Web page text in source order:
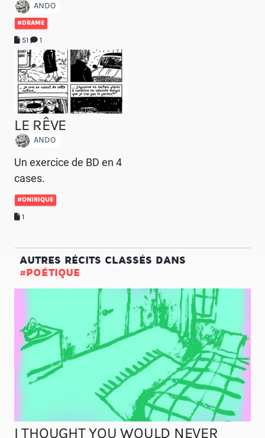
ANDO
#DRAME
51 1
LE RÊVE
ANDO
Un exercice de BD en 4
cases.
#ONIRIQUE
1
AUTRES RÉCITS CLASSÉS DANS
#POÉTIQUE
I THOUGHT YOU WOULD NEVER